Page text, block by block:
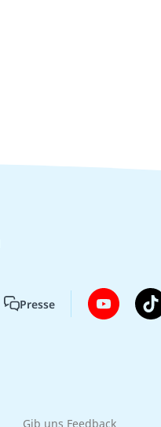
Presse
Gib uns Feedback